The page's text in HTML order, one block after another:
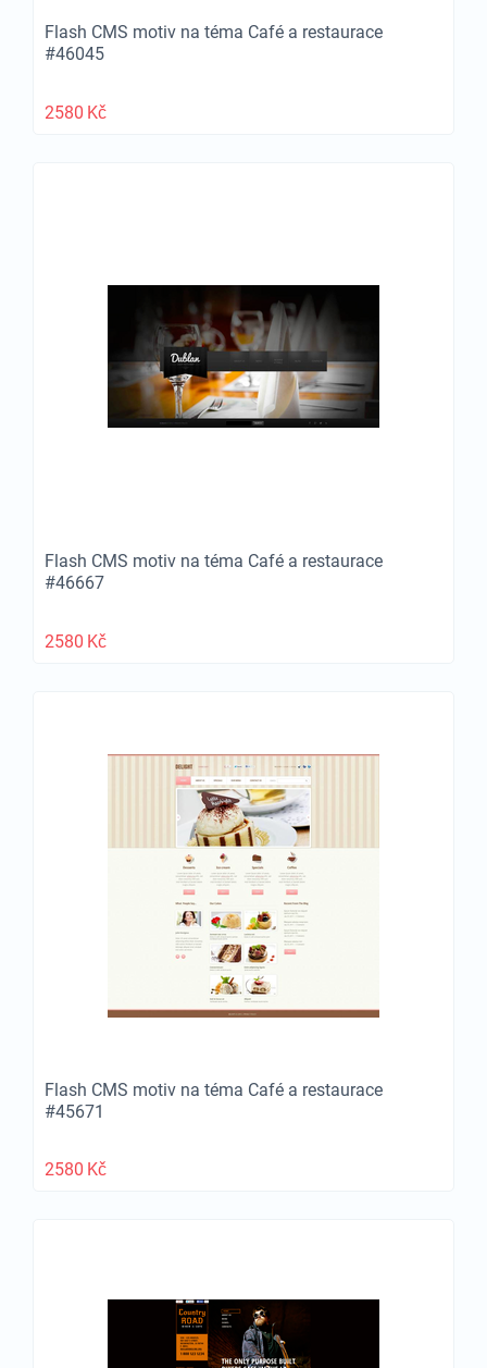
Flash CMS motiv na téma Café a restaurace
#46045
2580 Kč
Flash CMS motiv na téma Café a restaurace
#46667
2580 Kč
Flash CMS motiv na téma Café a restaurace
#45671
2580 Kč